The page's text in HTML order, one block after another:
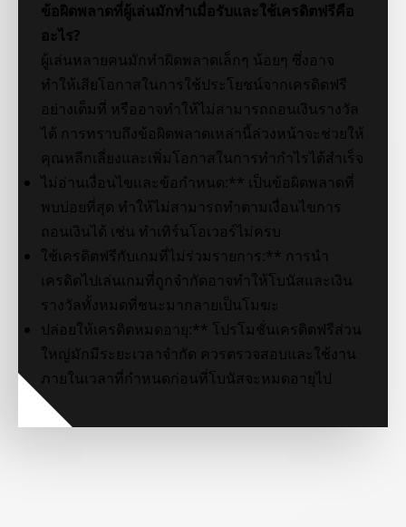
ข้อผิดพลาดที่ผู้เล่นมักทำเมื่อรับและใช้เครดิตฟรีคือ
อะไร?
ผู้เล่นหลายคนมักทำผิดพลาดเล็กๆ น้อยๆ ซึ่งอาจ
ทำให้เสียโอกาสในการใช้ประโยชน์จากเครดิตฟรี
อย่างเต็มที่ หรืออาจทำให้ไม่สามารถถอนเงินรางวัล
ได้ การทราบถึงข้อผิดพลาดเหล่านี้ล่วงหน้าจะช่วยให้
คุณหลีกเลี่ยงและเพิ่มโอกาสในการทำกำไรได้สำเร็จ
ไม่อ่านเงื่อนไขและข้อกำหนด:** เป็นข้อผิดพลาดที่
พบบ่อยที่สุด ทำให้ไม่สามารถทำตามเงื่อนไขการ
ถอนเงินได้ เช่น ทำเทิร์นโอเวอร์ไม่ครบ
ใช้เครดิตฟรีกับเกมที่ไม่ร่วมรายการ:** การนำ
เครดิตไปเล่นเกมที่ถูกจำกัดอาจทำให้โบนัสและเงิน
รางวัลทั้งหมดที่ชนะมากลายเป็นโมฆะ
ปล่อยให้เครดิตหมดอายุ:** โปรโมชั่นเครดิตฟรีส่วน
ใหญ่มักมีระยะเวลาจำกัด ควรตรวจสอบและใช้งาน
ภายในเวลาที่กำหนดก่อนที่โบนัสจะหมดอายุไป